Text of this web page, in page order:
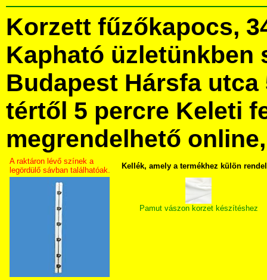
Korzett fűzőkapocs,
Kapható üzletünkben
Budapest Hársfa utca
tértől 5 percre Keleti
megrendelhető
A raktáron lévő színek a
legördülő sávban találhatóak.
Kellék, amely a termékhez külön
Pamut vászon korzet készítéshez